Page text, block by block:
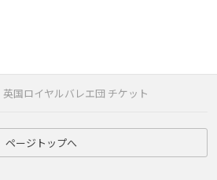
英国ロイヤルバレエ団 チケット
ページトップへ